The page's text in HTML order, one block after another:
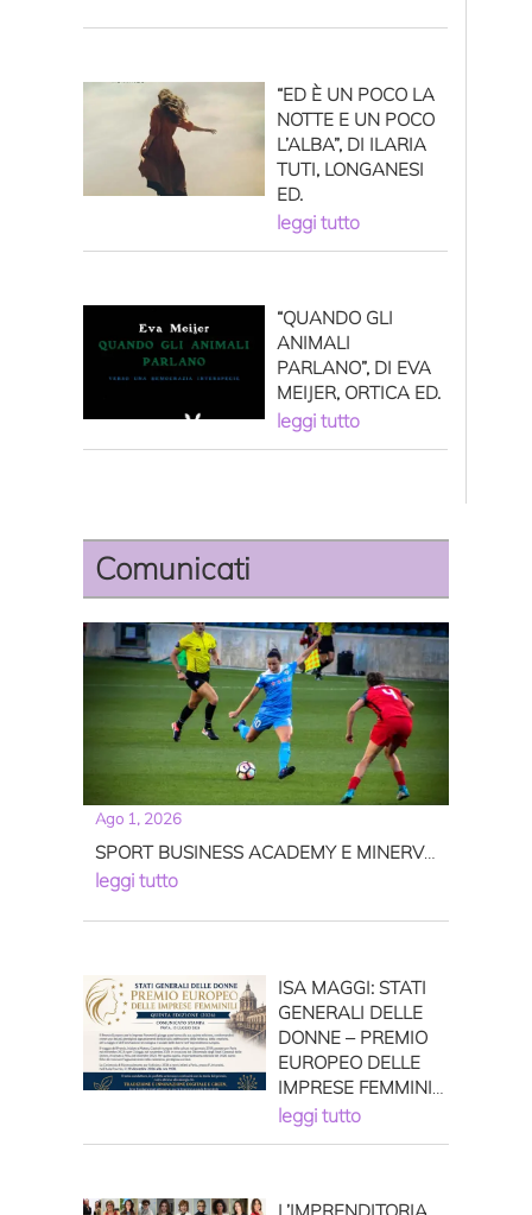
“ED È UN POCO LA
NOTTE E UN POCO
L’ALBA”, DI ILARIA
TUTI, LONGANESI
ED.
leggi tutto
“QUANDO GLI
ANIMALI
PARLANO”, DI EVA
MEIJER, ORTICA ED.
leggi tutto
Comunicati
Ago 1, 2026
SPORT BUSINESS ACADEMY E MINERVA
MILANO INSIEME PER RENDERE IL
SCRIVENDO COSÌ IL FUTURO DEL
leggi tutto
ISA MAGGI: STATI
GENERALI DELLE
DONNE – PREMIO
EUROPEO DELLE
IMPRESE FEMMINILI
QUINTA EDIZIONE
leggi tutto